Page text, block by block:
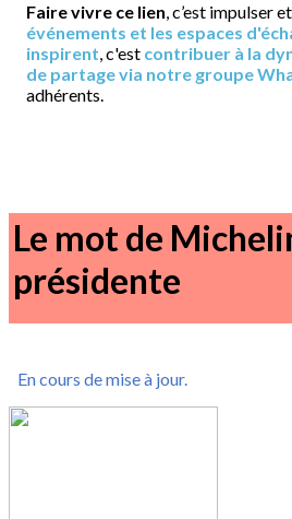
Faire vivre ce lien, c’est impulser et
événements et les espaces
inspirent, c'est contribuer à la
de partage via notre groupe
adhérents.
Le mot de
présidente
En cours de mise à jour.